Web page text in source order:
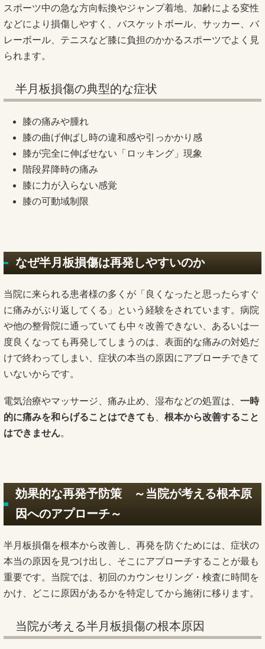
スポーツ中の急な方向転換やジャンプ着地、加齢による変性
などにより損傷しやすく、バスケットボール、サッカー、バ
レーボール、テニスなど膝に負担のかかるスポーツでよく見
られます。
半月板損傷の典型的な症状
膝の痛みや腫れ
膝の曲げ伸ばし時の違和感や引っかかり感
膝が完全に伸ばせない「ロッキング」現象
階段昇降時の痛み
膝に力が入らない感覚
膝の可動域制限
なぜ半月板損傷は再発しやすいのか
当院に来られる患者様の多くが「良くなったと思ったらすぐ
に痛みがぶり返してくる」という経験をされています。病院
や他の整骨院に通っていても中々改善できない、あるいは一
度良くなっても再発してしまうのは、表面的な痛みの対処だ
けで終わってしまい、症状の本当の原因にアプローチできて
いないからです。
電気治療やマッサージ、痛み止め、湿布などの処置は、 一時
的に痛みを和らげることはできても
根本から改善すること
はできません。
効果的な再発予防策 ～当院が考える根本原
因へのアプローチ～
半月板損傷を根本から改善し、再発を防ぐためには、症状の
本当の原因を見つけ出し、そこにアプローチすることが最も
重要です。当院では、初回のカウンセリング・検査に時間を
かけ、どこに原因があるかを特定してから施術に移ります。
当院が考える半月板損傷の根本原因